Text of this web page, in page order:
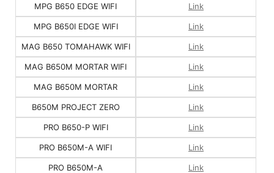
MPG B650 EDGE WIFI Link
MPG B650I EDGE WIFI Link
MAG B650 TOMAHAWK WIFI Link
MAG B650M MORTAR WIFI Link
MAG B650M MORTAR Link
B650M PROJECT ZERO Link
PRO B650-P WIFI Link
PRO B650M-A WIFI Link
PRO B650M-A Link